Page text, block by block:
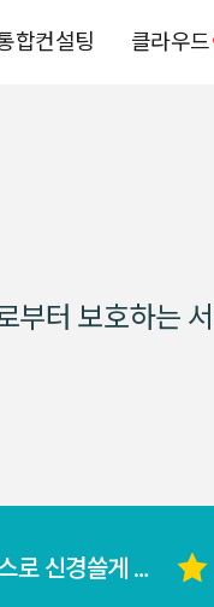
합컨설팅 클라우드
부터 보호하는
아이티이지는 좋은 서비스를 합리적인 가격에 제공해주니 고객은 서비스를 잘 이용만 하면되니 너무 좋은 것 같아요. 흔들림 ...